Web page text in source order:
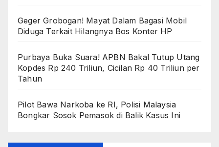
Geger Grobogan! Mayat Dalam Bagasi Mobil
Diduga Terkait Hilangnya Bos Konter HP
Purbaya Buka Suara! APBN Bakal Tutup Utang
Kopdes Rp 240 Triliun, Cicilan Rp 40 Triliun per
Tahun
Pilot Bawa Narkoba ke RI, Polisi Malaysia
Bongkar Sosok Pemasok di Balik Kasus Ini